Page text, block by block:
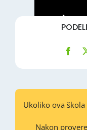
Ukoliko ova
Nakon